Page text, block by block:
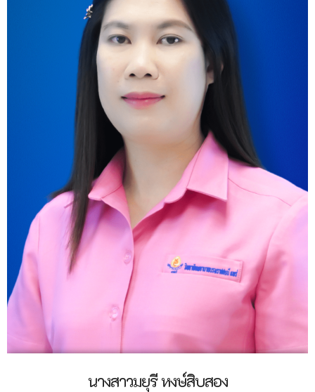
นางสาวมยุรี หงษ์สิบสอง